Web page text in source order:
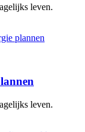
leven.
leven.